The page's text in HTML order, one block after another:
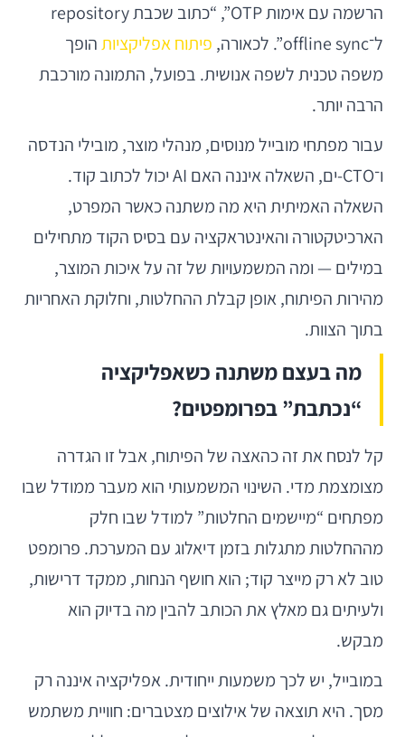
הרשמה עם אימות OTP”, “כתוב שכבת repository
ל־offline sync”. לכאורה,
פיתוח אפליקציותהופך
משפה טכנית לשפה אנושית. בפועל, התמונה מורכבת
הרבה יותר.
עבור מפתחי מובייל מנוסים, מנהלי מוצר, מובילי הנדסה
ו־CTO-ים, השאלה איננה האם AI יכול לכתוב קוד.
השאלה האמיתית היא מה משתנה כאשר המפרט,
הארכיטקטורה והאינטראקציה עם בסיס הקוד מתחילים
במילים — ומה המשמעויות של זה על איכות המוצר,
מהירות הפיתוח, אופן קבלת ההחלטות, וחלוקת האחריות
בתוך הצוות.
מה בעצם משתנה כשאפליקציה
“נכתבת” בפרומפטים?
קל לנסח את זה כהאצה של הפיתוח, אבל זו הגדרה
מצומצמת מדי. השינוי המשמעותי הוא מעבר ממודל שבו
מפתחים “מיישמים החלטות” למודל שבו חלק
מההחלטות מתגלות בזמן דיאלוג עם המערכת. פרומפט
טוב לא רק מייצר קוד; הוא חושף הנחות, ממקד דרישות,
ולעיתים גם מאלץ את הכותב להבין מה בדיוק הוא
מבקש.
במובייל, יש לכך משמעות ייחודית. אפליקציה איננה רק
מסך. היא תוצאה של אילוצים מצטברים: חוויית משתמש